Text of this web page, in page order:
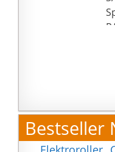
Bestseller